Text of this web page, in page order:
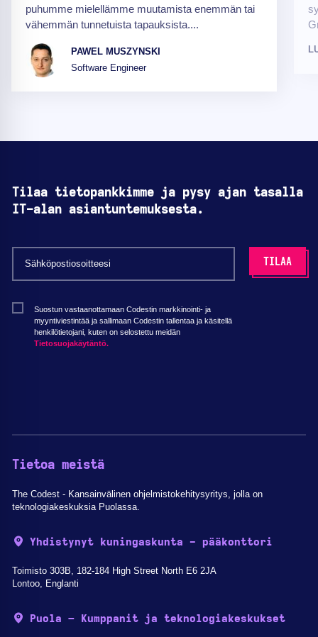
puhumme mielellämme muutamista enemmän tai
vähemmän tunnetuista tapauksista....
PAWEL MUSZYNSKI
Software Engineer
Tilaa tietopankkimme ja pysy ajan tasalla
IT-alan asiantuntemuksesta.
Suostun vastaanottamaan Codestin markkinointi- ja
myyntiviestintää ja sallimaan Codestin tallentaa ja käsitellä
henkilötietojani, kuten on selostettu meidän
Tietosuojakäytäntö.
Tietoa meistä
The Codest - Kansainvälinen ohjelmistokehitysyritys, jolla on
teknologiakeskuksia Puolassa.
Yhdistynyt kuningaskunta - pääkonttori
Toimisto 303B, 182-184 High Street North E6 2JA
Lontoo, Englanti
Puola – Kumppanit ja teknologiakeskukset